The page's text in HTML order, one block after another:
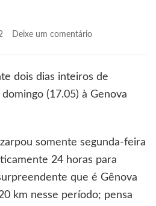
Deixe um comentárioem
dois dias inteiros de
(17.05) à Genova
somente segunda-feira
24 horas para
que é Gênova
km nesse período; pensa